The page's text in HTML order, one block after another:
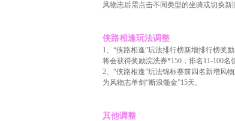
风物志后需点击不同类型的坐骑或切换新
侠路相逢玩法调整
1、“侠路相逢”玩法排行榜新增排行榜奖
将会获得奖励浣洗券*150；排名11-100名
2、“侠路相逢”玩法锦标赛前四名新增风
为风物志单剑“断浪髓金”15天。
其他调整